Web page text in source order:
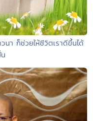
า ก็ช่วยให้ชีวิตเราดีขึ้นได้